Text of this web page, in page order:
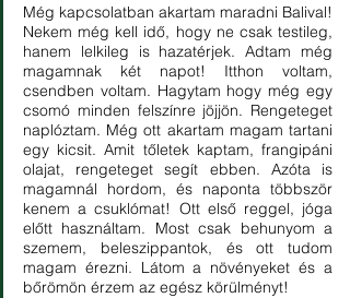
Még kapcsolatban akartam maradni Balival!
Nekem még kell idő, hogy ne csak testileg,
hanem lelkileg is hazatérjek. Adtam még
magamnak két napot! Itthon voltam,
csendben voltam. Hagytam hogy még egy
csomó minden felszínre jöjjön. Rengeteget
naplóztam. Még ott akartam magam tartani
egy kicsit. Amit tőletek kaptam, frangipáni
olajat, rengeteget segít ebben. Azóta is
magamnál hordom, és naponta többször
kenem a csuklómat! Ott első reggel, jóga
előtt használtam. Most csak behunyom a
szemem, beleszippantok, és ott tudom
magam érezni. Látom a növényeket és a
bőrömön érzem az egész körülményt!